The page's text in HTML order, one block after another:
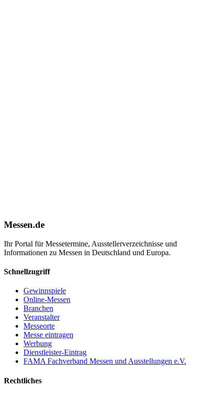
Messen.de
Ihr Portal für Messetermine, Ausstellerverzeichnisse und
Informationen zu Messen in Deutschland und Europa.
Schnellzugriff
Gewinnspiele
Online-Messen
Branchen
Veranstalter
Messeorte
Messe eintragen
Werbung
Dienstleister-Eintrag
FAMA Fachverband Messen und Ausstellungen e.V.
Rechtliches